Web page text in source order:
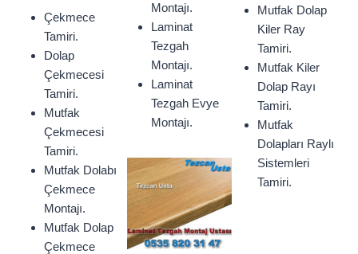
Çekmece
Tamiri.
Dolap
Çekmecesi
Tamiri.
Mutfak
Çekmecesi
Tamiri.
Mutfak Dolabı
Çekmece
Montajı.
Mutfak Dolap
Çekmece
Montajı.
Laminat
Tezgah
Montajı.
Laminat
Tezgah Evye
Montajı.
Mutfak Dolap
Kiler Ray
Tamiri.
Mutfak Kiler
Dolap Rayı
Tamiri.
Mutfak
Dolapları Raylı
Sistemleri
Tamiri.